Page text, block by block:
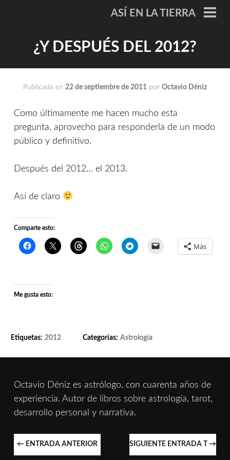
ASÍ EN LA TIERRA
¿Y DESPUÉS DEL 2012?
Publicada en 22 de septiembre de 2011 por Octavio Déniz
Como últimamente me hacen mucho esta
pregunta, aprovecho para responderla de un modo
público y definitivo.
Después del 2012… el 2013.
Así de claro
Comparte esto:
Más
Me gusta esto:
Etiquetas: 2012 Categorías: Astrología
Octavio Déniz es astrólogo, con cuarenta años de
experiencia. Autor de libros sobre astrología, tarot,
desarrollo personal y narrativa.
NAVEGACIÓN
← ENTRADA ANTERIOR SIGUIENTE ENTRADA T →